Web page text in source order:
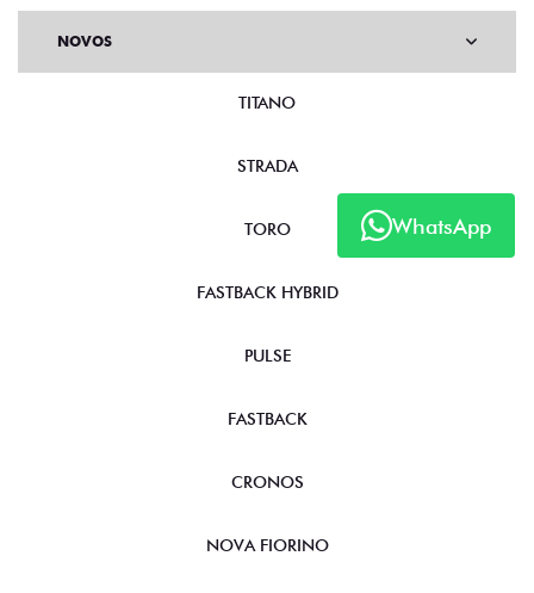
WhatsApp
NOVOS
TITANO
STRADA
TORO
FASTBACK HYBRID
PULSE
FASTBACK
CRONOS
NOVA FIORINO